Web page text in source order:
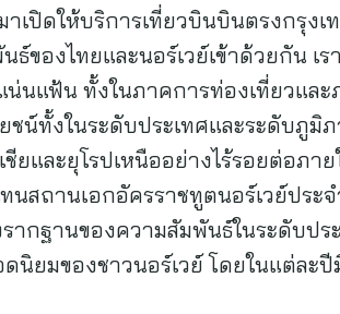
เปิดให้บริการเที่ยวบินบินตรงกรุงเ
ของไทยและนอร์เวย์เข้าด้วยกัน เ
นแฟ้น ทั้งในภาคการท่องเที่ยวแล
ชน์ทั้งในระดับประเทศและระดับภูมิ
และยุโรปเหนืออย่างไร้รอยต่อภา
สถานเอกอัครราชทูตนอร์เวย์ประจ
กฐานของความสัมพันธ์ในระดับปร
ยมของชาวนอร์เวย์ โดยในแต่ละปี